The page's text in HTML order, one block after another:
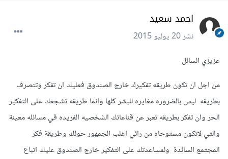
احمد سعيد
نشر20 يوليو 2015
عزيزي السائل
من اجل ان تكون طريقه تفكيرك خارج الصندوق فعليك ان تفكر وتتصرف
بطريقه ليس بالضروره مغايره للبشر كلها وانما طريقه تشجعك على التفكير
الحر وان تفكر بطريقه تعبر عن قناعاتك الشخصيه الفريده في مسائله معينة
والتي لاتكون مستوحاه من رائي اغلب الجمهور حولك وطريقة فكر
المجتمع السائدة ولمساعدتك على التفكير خارج الصندوق عليك اتباع